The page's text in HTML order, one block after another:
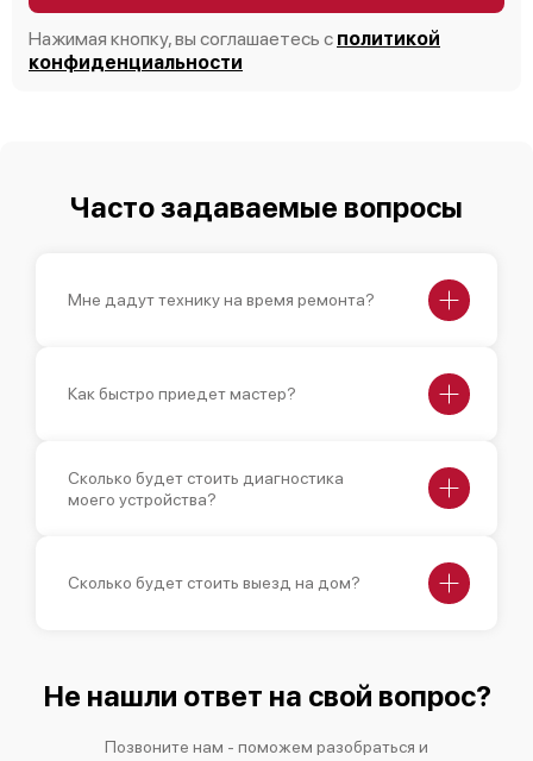
Нажимая кнопку, вы соглашаетесь с политикой
конфиденциальности
Часто задаваемые вопросы
Мне дадут технику на время ремонта?
Как быстро приедет мастер?
Сколько будет стоить диагностика
моего устройства?
Сколько будет стоить выезд на дом?
Не нашли ответ на свой вопрос?
Позвоните нам - поможем разобраться и